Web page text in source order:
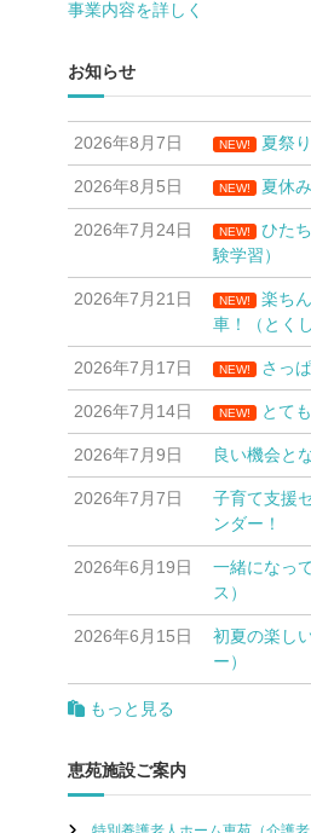
事業内容を詳しく
お知らせ
2026年8月7日 NEW! 夏祭り
2026年8月5日 NEW! 夏休み
2026年7月24日 NEW! ひた
験学習）
2026年7月21日 NEW! 楽ち
車！（とくし
2026年7月17日 NEW! さっぱ
2026年7月14日 NEW! とても
2026年7月9日 良い機会と
2026年7月7日
子育て支援
ンダー！
2026年6月19日
一緒になっ
ス）
2026年6月15日
初夏の楽し
ー）
もっと見る
恵苑施設ご案内